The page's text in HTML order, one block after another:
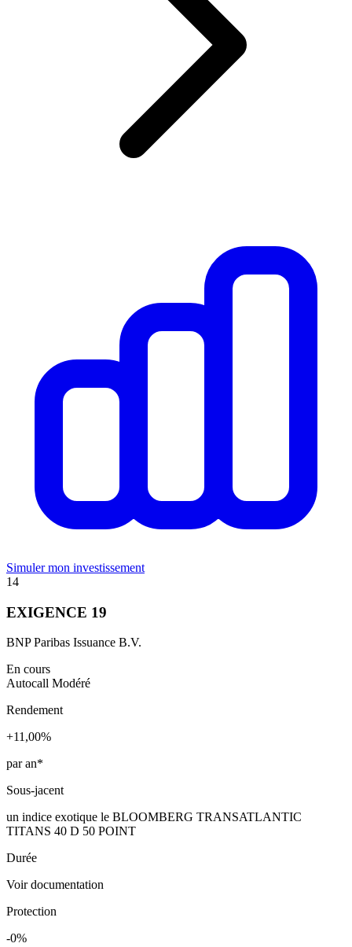
Simuler mon investissement
14
EXIGENCE 19
BNP Paribas Issuance B.V.
En cours
Autocall Modéré
Rendement
+11,00%
par an*
Sous-jacent
un indice exotique le BLOOMBERG TRANSATLANTIC
TITANS 40 D 50 POINT
Durée
Voir documentation
Protection
-0%